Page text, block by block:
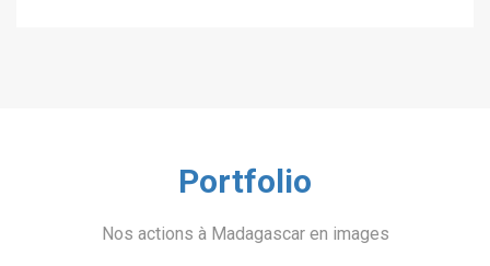
Portfolio
Nos actions à Madagascar en images